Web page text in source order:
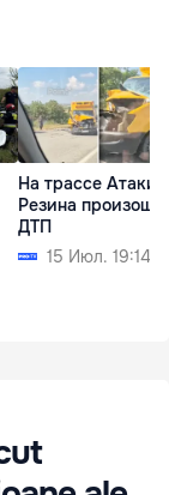
На трассе Атаки—
Резина
ДТП
15 Июл. 19:14